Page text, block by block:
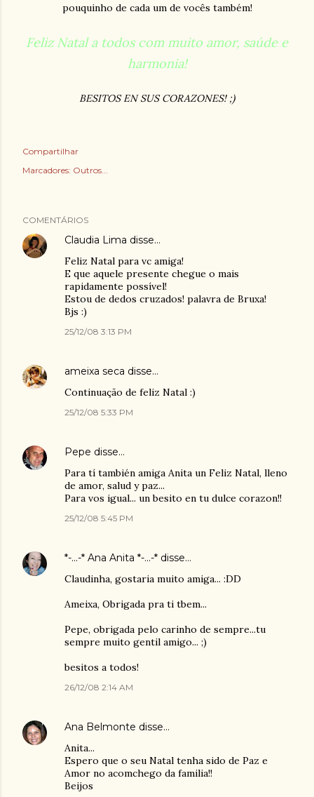
pouquinho de cada um de vocês também!
Feliz Natal a todos com muito amor, saúde e
harmonia!
BESITOS EN SUS CORAZONES! ;)
Compartilhar
Marcadores: Outros...
COMENTÁRIOS
Claudia Lima disse…
Feliz Natal para vc amiga!
E que aquele presente chegue o mais
rapidamente possível!
Estou de dedos cruzados! palavra de Bruxa!
Bjs :)
25/12/08 3:13 PM
ameixa seca disse…
Continuação de feliz Natal :)
25/12/08 5:33 PM
Pepe disse…
Para tí también amiga Anita un Feliz Natal, lleno
de amor, salud y paz...
Para vos igual... un besito en tu dulce corazon!!
25/12/08 5:45 PM
*-...-* Ana Anita *-...-* disse…
Claudinha, gostaria muito amiga... :DD
Ameixa, Obrigada pra ti tbem...
Pepe, obrigada pelo carinho de sempre...tu
sempre muito gentil amigo... ;)
besitos a todos!
26/12/08 2:14 AM
Ana Belmonte disse…
Anita...
Espero que o seu Natal tenha sido de Paz e
Amor no acomchego da familia!!
Beijos